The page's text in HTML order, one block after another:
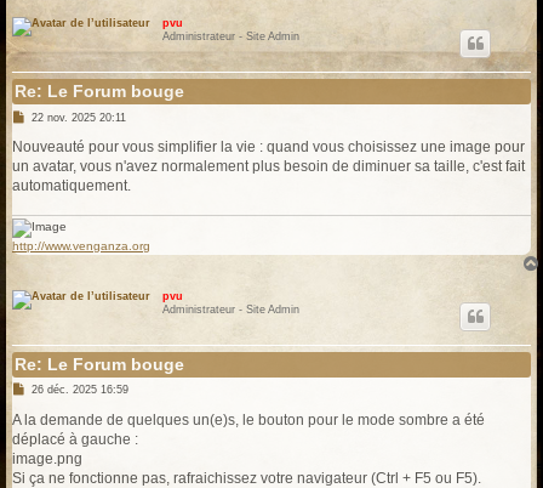
pvu
Administrateur - Site Admin
Re: Le Forum bouge
M
s
s
a
g
22 nov. 2025 20:11
Nouveauté pour vous simplifier la vie : quand vous choisissez une image pour
un avatar, vous n'avez normalement plus besoin de diminuer sa taille, c'est fait
automatiquement.
http://www.venganza.org
pvu
Administrateur - Site Admin
Re: Le Forum bouge
M
s
s
a
g
e
26 déc. 2025 16:59
A la demande de quelques un(e)s, le bouton pour le mode sombre a été
déplacé à gauche :
image.png
Si ça ne fonctionne pas, rafraichissez votre navigateur (Ctrl + F5 ou F5).